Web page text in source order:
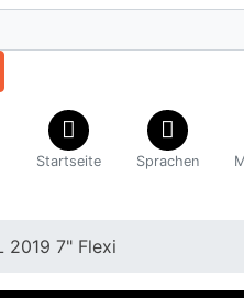
Startseite Sprachen
2019 7" Flexi